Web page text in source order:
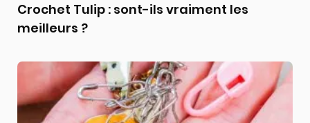
Crochet Tulip : sont-ils vraiment les
meilleurs ?